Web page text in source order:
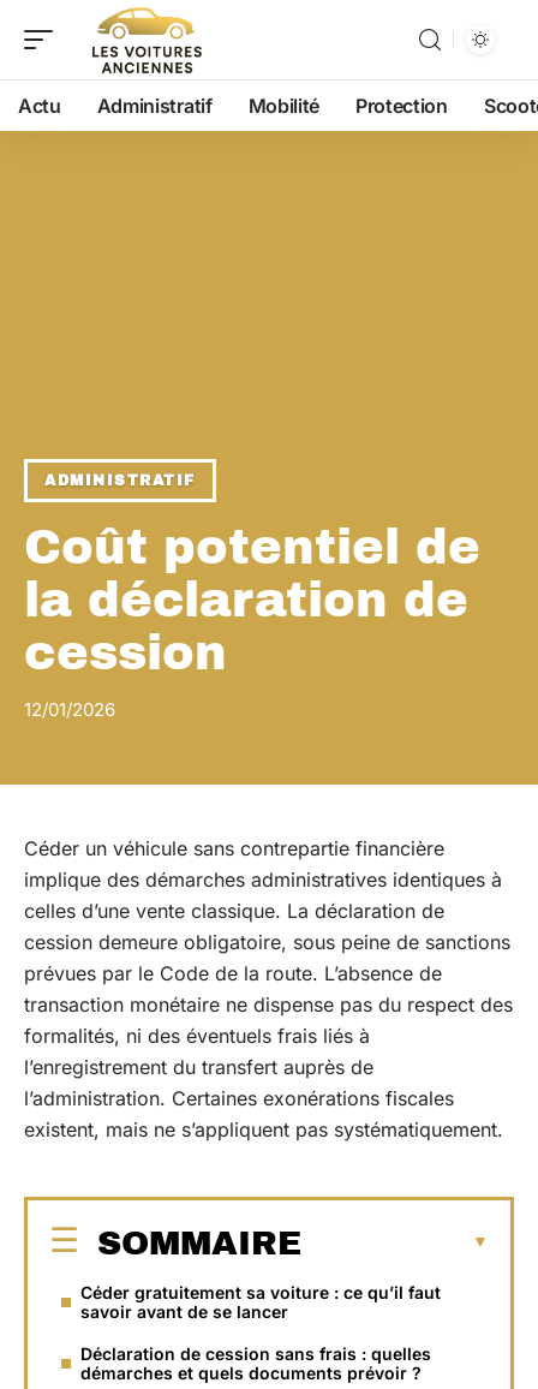
Actu Administratif Mobilité Protection
ADMINISTRATIF
Coût potentiel de
la déclaration de
cession
12/01/2026
Céder un véhicule sans contrepartie financière
implique des démarches administratives identiques à
celles d’une vente classique. La déclaration de
cession demeure obligatoire, sous peine de sanctions
prévues par le Code de la route. L’absence de
transaction monétaire ne dispense pas du respect des
formalités, ni des éventuels frais liés à
l’enregistrement du transfert auprès de
l’administration. Certaines exonérations fiscales
existent, mais ne s’appliquent pas systématiquement.
SOMMAIRE
Céder gratuitement sa voiture : ce qu’il faut
savoir avant de se lancer
Déclaration de cession sans frais : quelles
démarches et quels documents prévoir ?